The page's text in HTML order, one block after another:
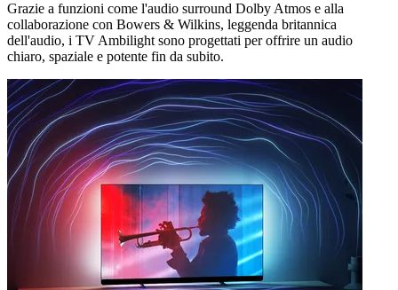
Grazie a funzioni come l'audio surround Dolby Atmos e alla
collaborazione con Bowers & Wilkins, leggenda britannica
dell'audio, i TV Ambilight sono progettati per offrire un audio
chiaro, spaziale e potente fin da subito.